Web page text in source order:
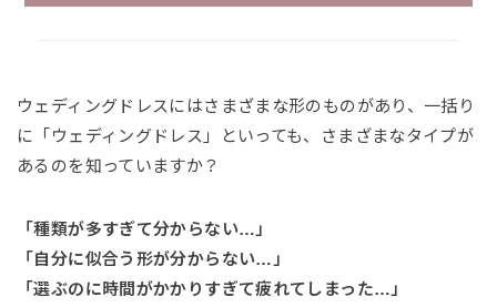
ウェディングドレスにはさまざまな形のものがあり、一括り
に「ウェディングドレス」といっても、さまざまなタイプが
あるのを知っていますか？
「種類が多すぎて分からない…」
「自分に似合う形が分からない…」
「選ぶのに時間がかかりすぎて疲れてしまった…」